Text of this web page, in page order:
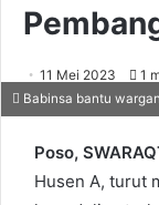
11 Mei 2023 1
Babinsa bantu
Poso,
Husen A, turut